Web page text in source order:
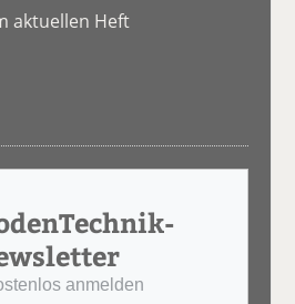
aktuellen Heft
anmelden